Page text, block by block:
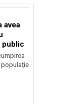
avea
populație